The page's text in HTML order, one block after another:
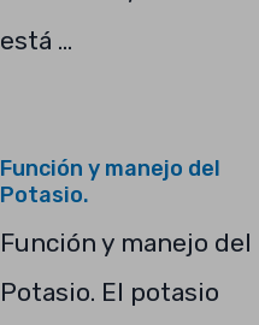
está …
Función y manejo del
Potasio.
Función y manejo del
Potasio. El potasio